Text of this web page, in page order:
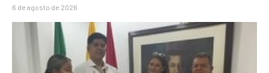
6 de agosto de 2026